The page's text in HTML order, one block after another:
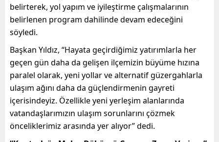
belirterek, yol yapım ve iyileştirme çalışmalarının
belirlenen program dahilinde devam edeceğini
söyledi.
Başkan Yıldız, “Hayata geçirdiğimiz yatırımlarla her
geçen gün daha da gelişen ilçemizin büyüme hızına
paralel olarak, yeni yollar ve alternatif güzergahlarla
ulaşım ağını daha da güçlendirmenin gayreti
içerisindeyiz. Özellikle yeni yerleşim alanlarında
vatandaşlarımızın ulaşım sorunlarını çözmek
önceliklerimiz arasında yer alıyor” dedi.